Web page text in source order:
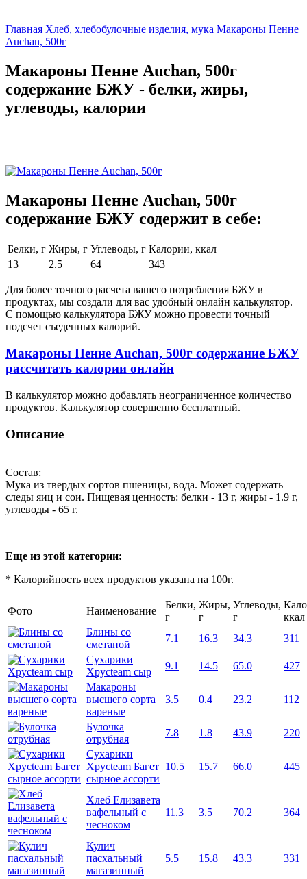
Главная Хлеб, хлебобулочные изделия, мука Макароны Пенне
Auchan, 500г
Макароны Пенне Auchan, 500г
содержание БЖУ - белки, жиры,
углеводы, калории
Макароны Пенне Auchan, 500г
содержание БЖУ содержит в себе:
Белки, г Жиры, г Углеводы, г Калории, ккал
13
2.5 64 343
Для более точного расчета вашего потребления БЖУ в
продуктах, мы создали для вас удобный онлайн калькулятор.
С помощью калькулятора БЖУ можно провести точный
подсчет съеденных калорий.
Макароны Пенне Auchan, 500г содержание БЖУ
рассчитать калории онлайн
В калькулятор можно добавлять неограниченное количество
продуктов. Калькулятор совершенно бесплатный.
Описание
Состав:
Мука из твердых сортов пшеницы, вода. Может содержать
следы яиц и сои. Пищевая ценность: белки - 13 г, жиры - 1.9 г,
углеводы - 65 г.
Еще из этой категории:
* Калорийность всех продуктов указана на 100г.
Фото Наименование
Белки,
г
Жиры,
г
Углеводы,
г
ккал
Блины со
сметаной
7.1 16.3 34.3
311
Сухарики
Хрусteam сыр
9.1 14.5 65.0
427
Макароны
высшего сорта
вареные
3.5 0.4 23.2 112
Булочка
отрубная
7.8 1.8 43.9
220
Сухарики
Хрусteam Багет
сырное ассорти
10.5 15.7 66.0 445
Хлеб Елизавета
вафельный с
чесноком
11.3 3.5 70.2 364
Кулич
пасхальный
магазинный
5.5 15.8 43.3 331